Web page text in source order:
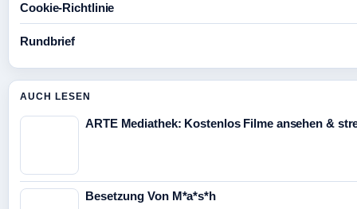
Cookie-Richtlinie
Rundbrief
AUCH LESEN
ARTE Mediathek: Kostenlos Filme ansehen &
Besetzung Von M*a*s*h